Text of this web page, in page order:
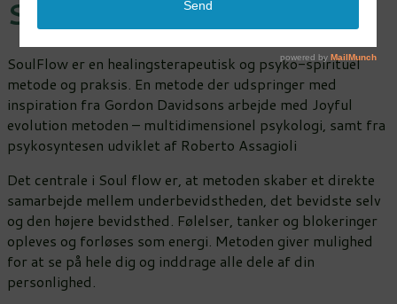
Soulflow
SoulFlow er en healingsterapeutisk og psyko-spirituel
metode og praksis. En metode der udspringer med
inspiration fra Gordon Davidsons arbejde med Joyful
evolution metoden – multidimensionel psykologi, samt fra
psykosyntesen udviklet af Roberto Assagioli
Det centrale i Soul flow er, at metoden skaber et direkte
samarbejde mellem underbevidstheden, det bevidste selv
og den højere bevidsthed. Følelser, tanker og blokeringer
opleves og forløses som energi. Metoden giver mulighed
for at se på hele dig og inddrage alle dele af din
personlighed.